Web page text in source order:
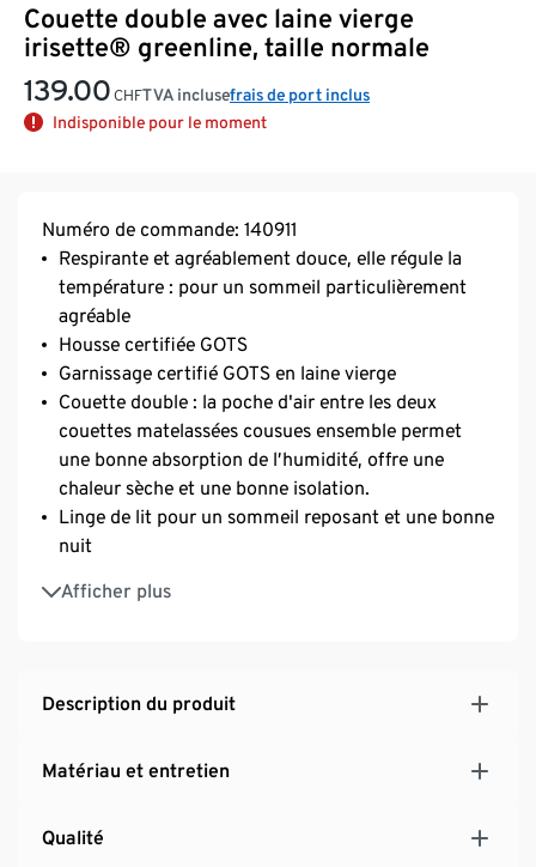
Couette double avec laine vierge
irisette® greenline, taille normale
139.00 CHFTVA inclusefrais de port inclus
Indisponible pour le moment
Numéro de commande: 140911
Respirante et agréablement douce, elle régule la
température : pour un sommeil particulièrement
agréable
Housse certifiée GOTS
Garnissage certifié GOTS en laine vierge
Couette double : la poche d'air entre les deux
couettes matelassées cousues ensemble permet
une bonne absorption de l’humidité, offre une
chaleur sèche et une bonne isolation.
Linge de lit pour un sommeil reposant et une bonne
nuit
Afficher plus
Idéale aussi comme couette de mi-saison
irisette® greenline : conçu en exclusivité pour
Description du produit
Matériau et entretien
Qualité